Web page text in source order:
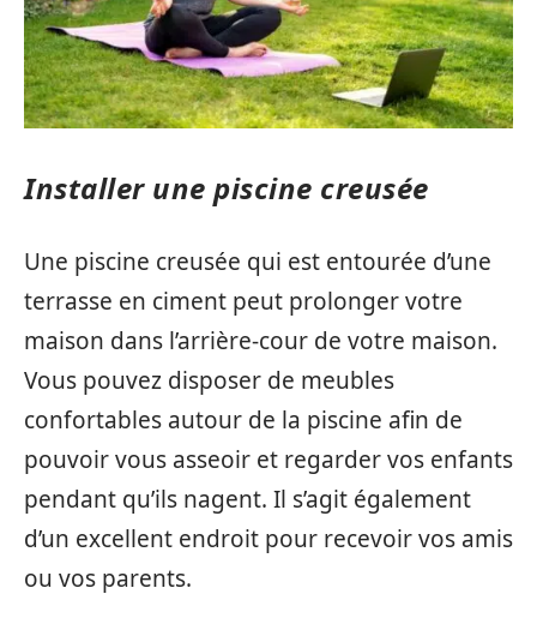
Installer une piscine creusée
Une piscine creusée qui est entourée d’une
terrasse en ciment peut prolonger votre
maison dans l’arrière-cour de votre maison.
Vous pouvez disposer de meubles
confortables autour de la piscine afin de
pouvoir vous asseoir et regarder vos enfants
pendant qu’ils nagent. Il s’agit également
d’un excellent endroit pour recevoir vos amis
ou vos parents.